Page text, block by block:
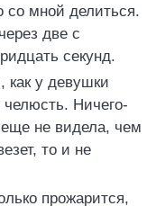
со мной делиться.
две с
секунд.
как у девушки
Ничего-
не видела, чем
то и не
прожарится,